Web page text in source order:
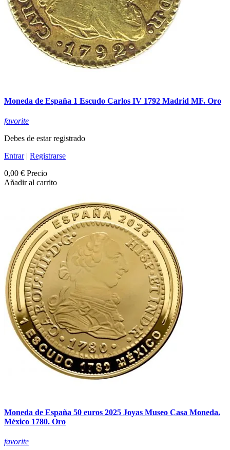
Moneda de España 1 Escudo Carlos IV 1792 Madrid MF. Oro
favorite
Debes de estar registrado
Entrar| Registrarse
0,00 € Precio
Añadir al carrito
Moneda de España 50 euros 2025 Joyas Museo Casa Moneda.
México 1780. Oro
favorite